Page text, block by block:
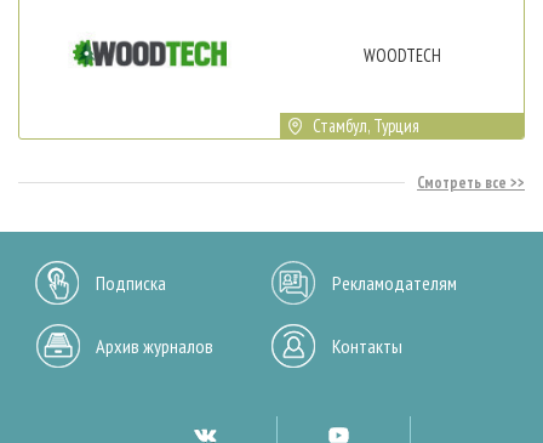
WOODTECH
Стамбул, Турция
Смотреть все
Подписка Рекламодателям
Архив журналов Контакты